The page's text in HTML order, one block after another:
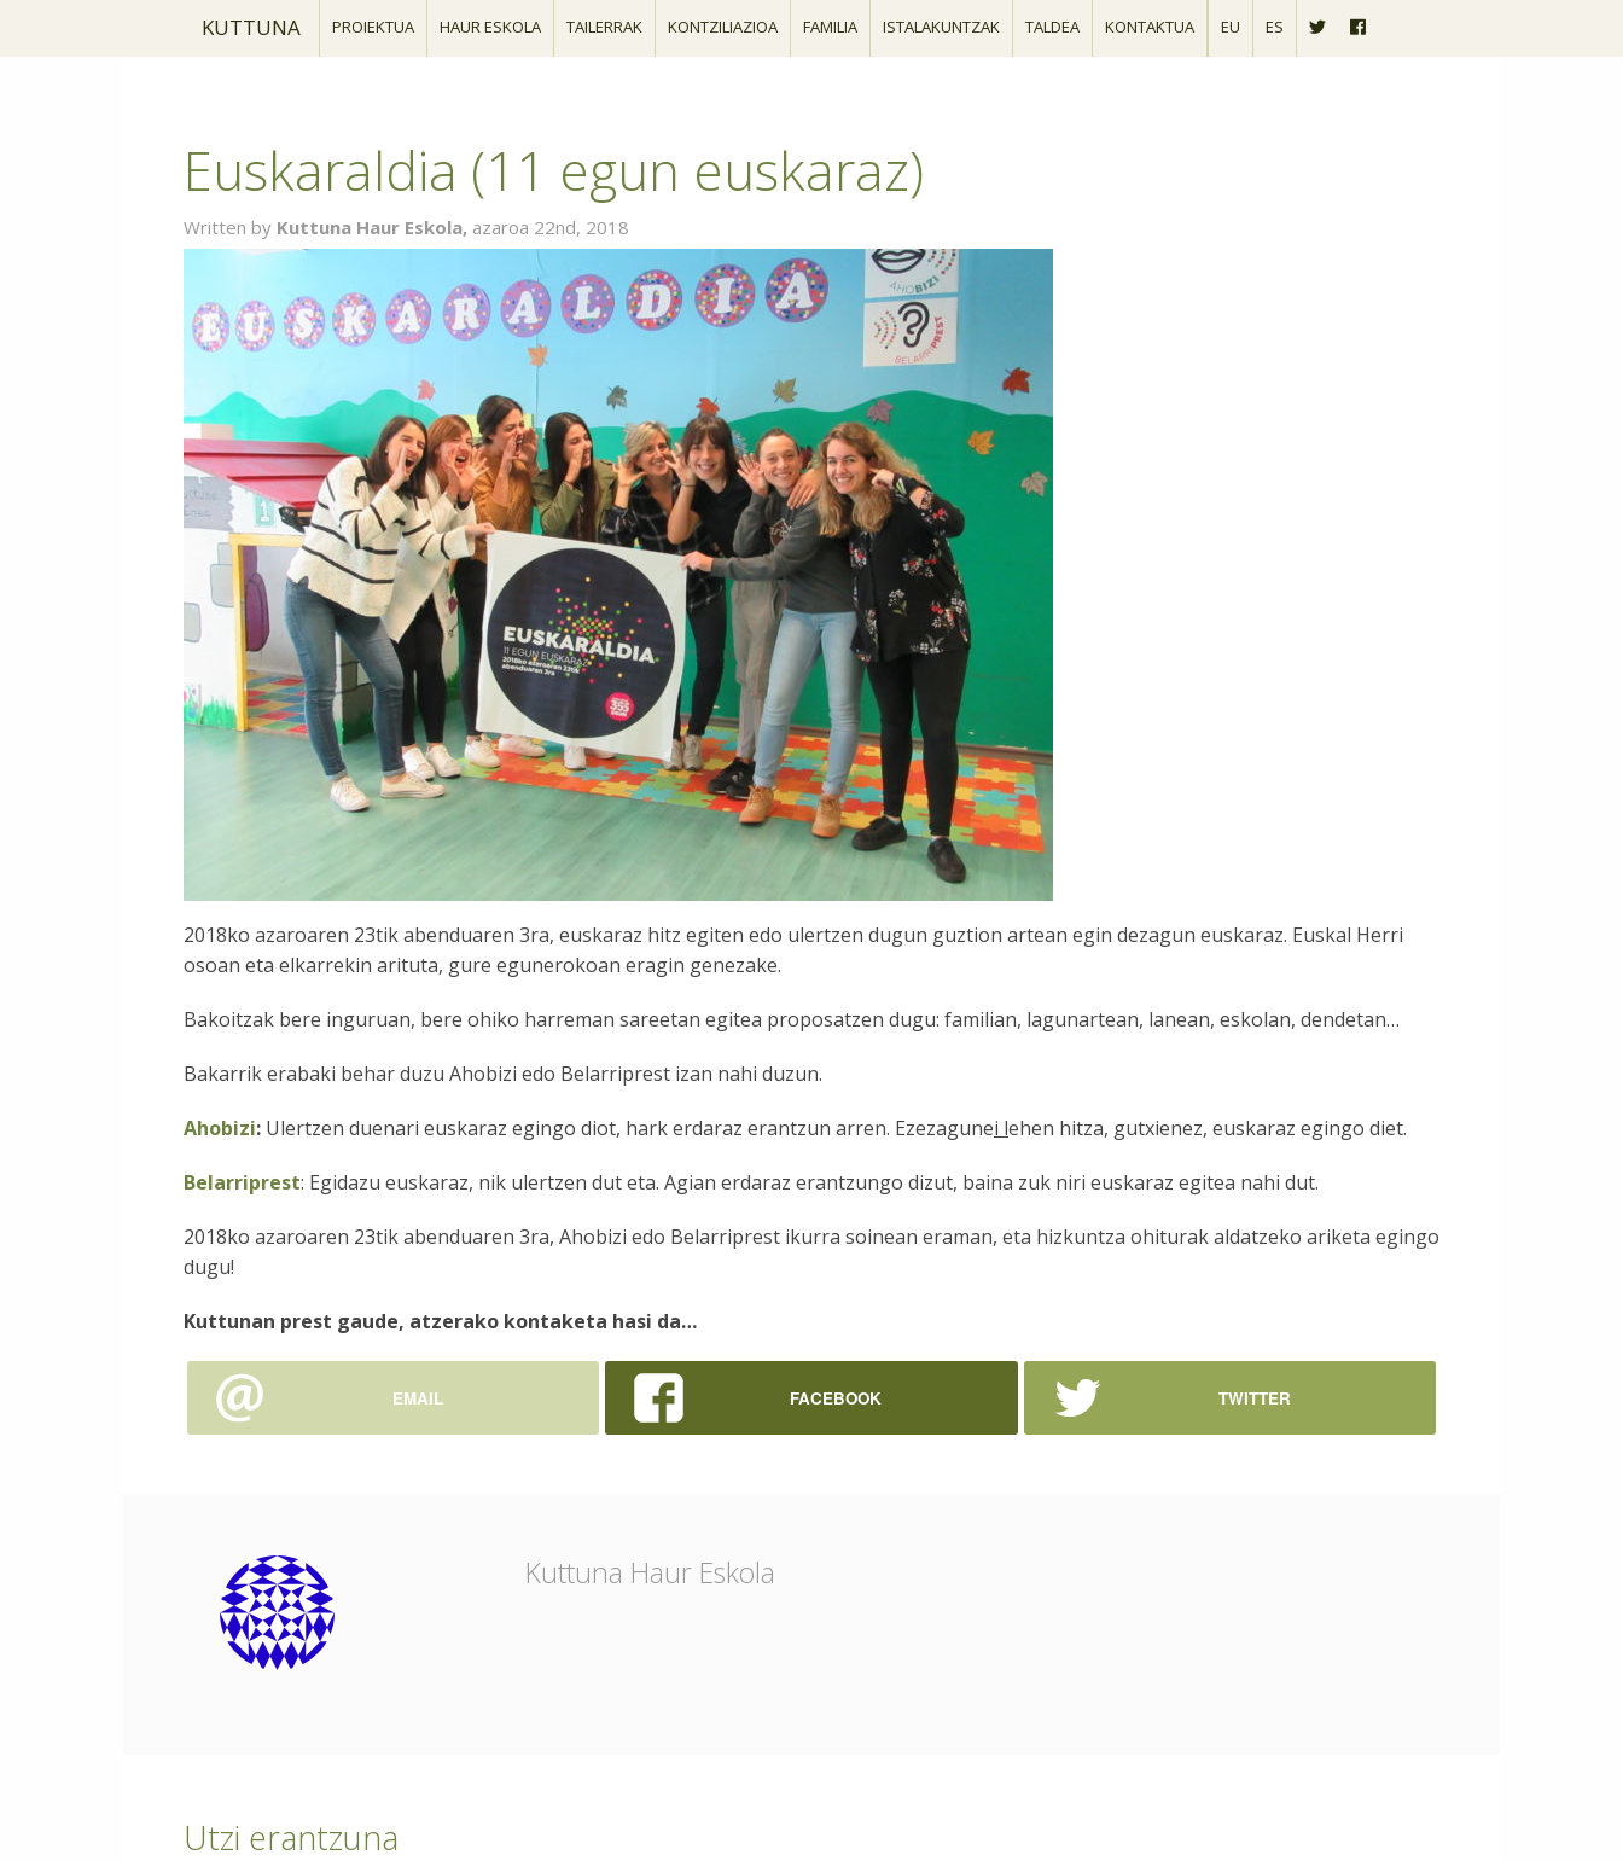
KUTTUNA PROIEKTUA HAUR ESKOLA TAILERRAK KONTZILIAZIOA FAMILIA ISTALAKUNTZAK TALDEA KONTAKTUA EU ES
Euskaraldia (11 egun euskaraz)
Written by Kuttuna Haur Eskola, azaroa 22nd, 2018
2018ko azaroaren 23tik abenduaren 3ra, euskaraz hitz egiten edo ulertzen dugun guztion artean egin dezagun euskaraz. Euskal Herri
osoan eta elkarrekin arituta, gure egunerokoan eragin genezake.
Bakoitzak bere inguruan, bere ohiko harreman sareetan egitea proposatzen dugu: familian, lagunartean, lanean, eskolan, dendetan…
Bakarrik erabaki behar duzu Ahobizi edo Belarriprest izan nahi duzun.
Ahobizi: Ulertzen duenari euskaraz egingo diot, hark erdaraz erantzun arren. Ezezagunei lehen hitza, gutxienez, euskaraz egingo diet.
Belarriprest: Egidazu euskaraz, nik ulertzen dut eta. Agian erdaraz erantzungo dizut, baina zuk niri euskaraz egitea nahi dut.
2018ko azaroaren 23tik abenduaren 3ra, Ahobizi edo Belarriprest ikurra soinean eraman, eta hizkuntza ohiturak aldatzeko ariketa egingo
dugu!
Kuttunan prest gaude, atzerako kontaketa hasi da…
EMAIL FACEBOOK TWITTER
Kuttuna Haur Eskola
Utzi erantzuna